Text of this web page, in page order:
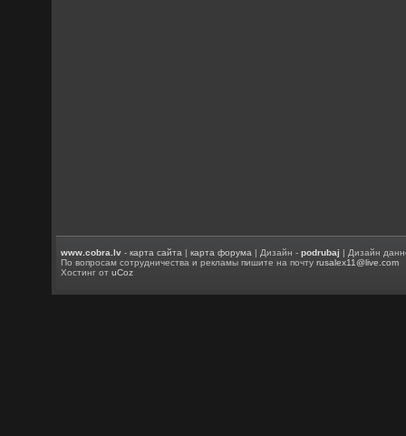
www.cobra.lv -карта сайта |карта форума | Дизайн -podrubaj | Дизайн
По вопросам сотрудничества и рекламы пишите на почтуrusalex11@live.com
Хостинг отuCoz